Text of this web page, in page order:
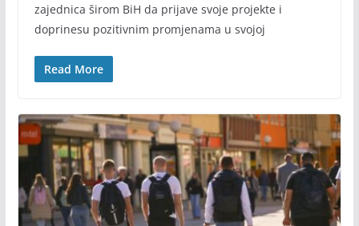
zajednica širom BiH da prijave svoje projekte i
doprinesu pozitivnim promjenama u svojoj
Read More